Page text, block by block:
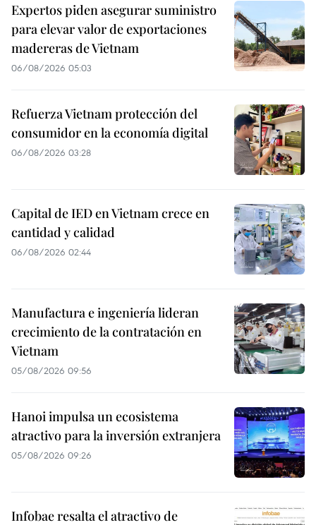
Expertos piden asegurar suministro
para elevar valor de exportaciones
madereras de Vietnam
06/08/2026 05:03
Refuerza Vietnam protección del
consumidor en la economía digital
06/08/2026 03:28
Capital de IED en Vietnam crece en
cantidad y calidad
06/08/2026 02:44
Manufactura e ingeniería lideran
crecimiento de la contratación en
Vietnam
05/08/2026 09:56
Hanoi impulsa un ecosistema
atractivo para la inversión extranjera
05/08/2026 09:26
Infobae resalta el atractivo de